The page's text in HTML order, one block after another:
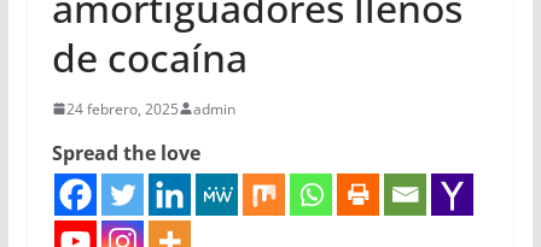
de cocaína
24 febrero, 2025 admin
Spread the love